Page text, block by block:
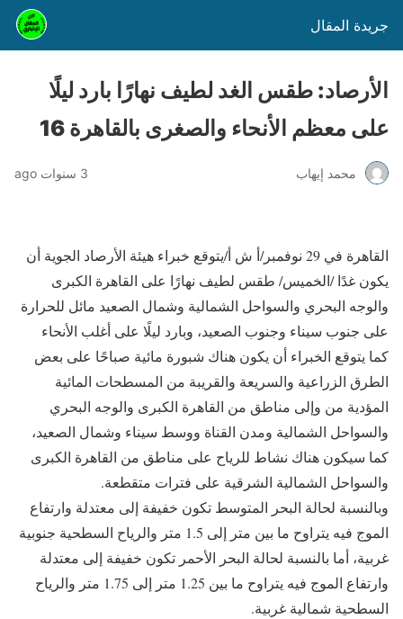
جريدة المقال
الأرصاد: طقس الغد لطيف نهارًا بارد ليلًا
على معظم الأنحاء والصغرى بالقاهرة 16
محمد إيهاب 3 سنوات ago
القاهرة في 29 نوفمبر/أ ش أ/يتوقع خبراء هيئة الأرصاد الجوية أن
يكون غدًا /الخميس/ طقس لطيف نهارًا على القاهرة الكبرى
والوجه البحري والسواحل الشمالية وشمال الصعيد مائل للحرارة
على جنوب سيناء وجنوب الصعيد، وبارد ليلًا على أغلب الأنحاء
كما يتوقع الخبراء أن يكون هناك شبورة مائية صباحًا على بعض
الطرق الزراعية والسريعة والقريبة من المسطحات المائية
المؤدية من وإلى مناطق من القاهرة الكبرى والوجه البحري
والسواحل الشمالية ومدن القناة ووسط سيناء وشمال الصعيد،
كما سيكون هناك نشاط للرياح على مناطق من القاهرة الكبرى
والسواحل الشمالية الشرقية على فترات متقطعة.
وبالنسبة لحالة البحر المتوسط تكون خفيفة إلى معتدلة وارتفاع
الموج فيه يتراوح ما بين متر إلى 1.5 متر والرياح السطحية جنوبية
غربية، أما بالنسبة لحالة البحر الأحمر تكون خفيفة إلى معتدلة
وارتفاع الموج فيه يتراوح ما بين 1.25 متر إلى 1.75 متر والرياح
السطحية شمالية غربية.